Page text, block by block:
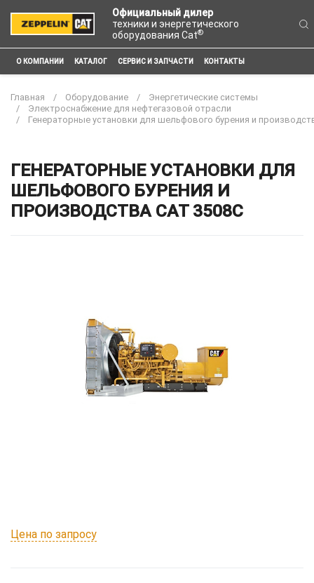
Официальный дилер
техники и энергетического
оборудования Cat®
О КОМПАНИИ КАТАЛОГ СЕРВИС И ЗАПЧАСТИ КОНТАКТЫ
Главная Оборудование
Энергетические системы
Электроснабжение для нефтегазовой отрасли
Генераторные установки для шельфового бурения и
ГЕНЕРАТОРНЫЕ УСТАНОВКИ ДЛЯ
ШЕЛЬФОВОГО БУРЕНИЯ И
ПРОИЗВОДСТВА CAT 3508C
Цена по запросу